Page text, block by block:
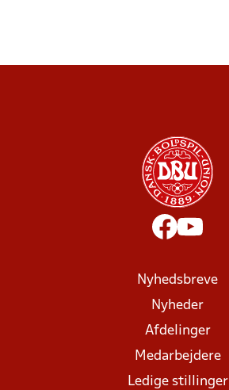
Nyhedsbreve
Nyheder
Afdelinger
Medarbejdere
Ledige stillinger